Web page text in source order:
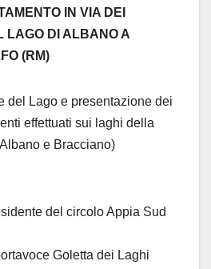
IN VIA DEI
LAGO DI ALBANO A
(RM)
del Lago e presentazione dei
effettuati sui laghi della
e Bracciano)
del circolo Appia Sud
Goletta dei Laghi